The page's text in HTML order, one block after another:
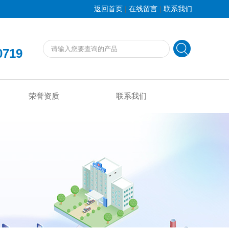
返回首页 | 在线留言 | 联系我们
荣誉资质 联系我们